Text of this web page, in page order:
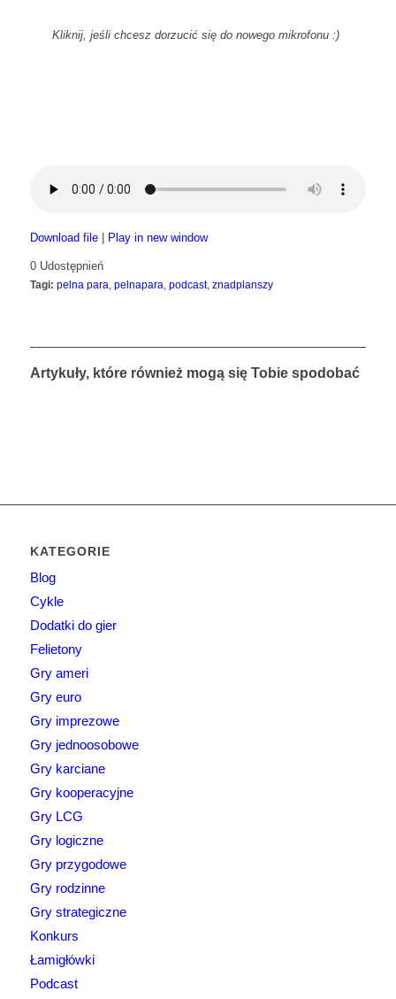
Kliknij, jeśli chcesz dorzucić się do nowego mikrofonu :)
Download file| Play in new window
0 Udostępnień
Tagi: pelna para pelnapara podcast, znadplanszy
Artykuły, które również mogą się Tobie spodobać
KATEGORIE
Blog
Cykle
Dodatki do gier
Felietony
Gry ameri
Gry euro
Gry imprezowe
Gry jednoosobowe
Gry karciane
Gry kooperacyjne
Gry LCG
Gry logiczne
Gry przygodowe
Gry rodzinne
Gry strategiczne
Konkurs
Łamigłówki
Podcast